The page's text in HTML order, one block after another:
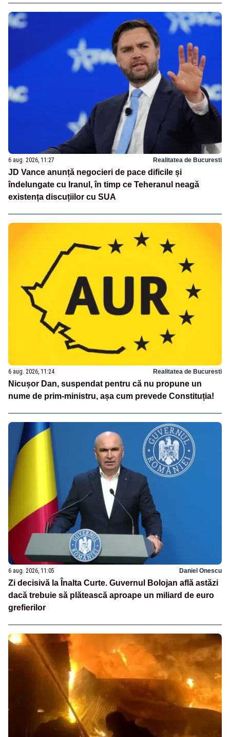
6 aug. 2026, 11:27 Realitatea de Bucuresti
JD Vance anunță negocieri de pace dificile și
îndelungate cu Iranul, în timp ce Teheranul neagă
existența discuțiilor cu SUA
6 aug. 2026, 11:24 Realitatea de Bucuresti
Nicușor Dan, suspendat pentru că nu propune un
nume de prim-ministru, așa cum prevede Constituția!
6 aug. 2026, 11:05 Daniel Onescu
Zi decisivă la Înalta Curte. Guvernul Bolojan află astăzi
dacă trebuie să plătească aproape un miliard de euro
grefierilor